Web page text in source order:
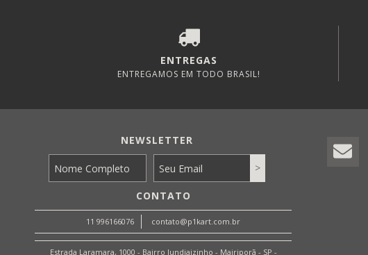
ENTREGAS
ENTREGAMOS EM TODO BRASIL!
NEWSLETTER
CONTATO
11 996166076 contato@p1kart.com.br
Estrada Laramara, 1000 - Bairro Jundiaizinho - Mairiporã - SP -